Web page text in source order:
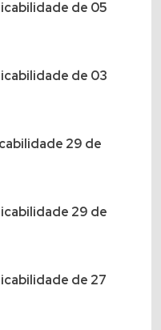
de 05
de 03
29 de
29 de
de 27